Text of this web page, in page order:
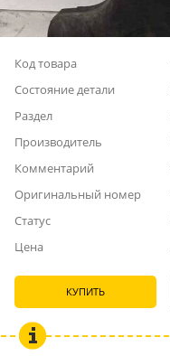
Код товара
Состояние детали
Раздел
Производитель
Комментарий
Оригинальный номер
Статус
Цена
КУПИТЬ